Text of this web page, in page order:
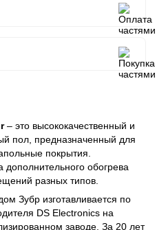
– это высококачественный и
пол, предназначенный для
покрытия.
дополнительного обогрева
разных типов.
Зубр изготавливается по
DS Electronics на
заводе. За 20 лет